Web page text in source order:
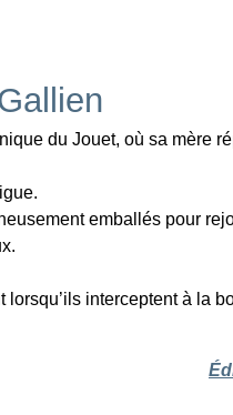
du Jouet, où sa mère
emballés pour
interceptent à la